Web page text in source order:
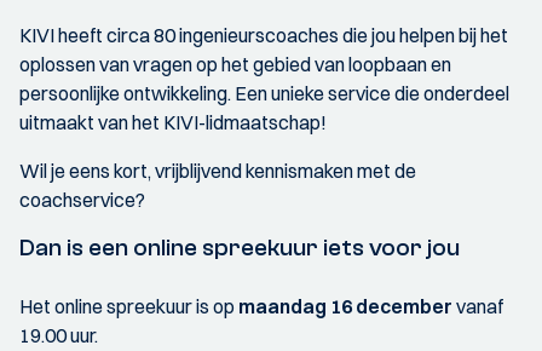
KIVI heeft circa 80 ingenieurscoaches die jou helpen bij het
oplossen van vragen op het gebied van loopbaan en
persoonlijke ontwikkeling. Een unieke service die onderdeel
uitmaakt van het KIVI-lidmaatschap!
Wil je eens kort, vrijblijvend kennismaken met de
coachservice?
Dan is een online spreekuur iets voor jou
Het online spreekuur is op maandag 16 december vanaf
19.00 uur.